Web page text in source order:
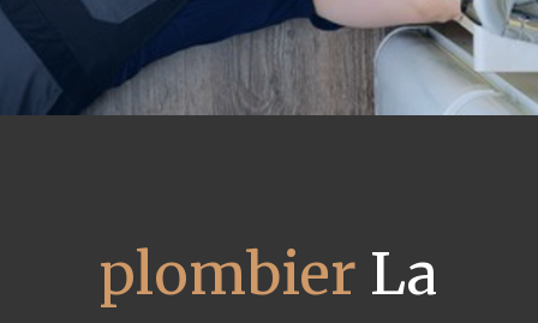
plombier La